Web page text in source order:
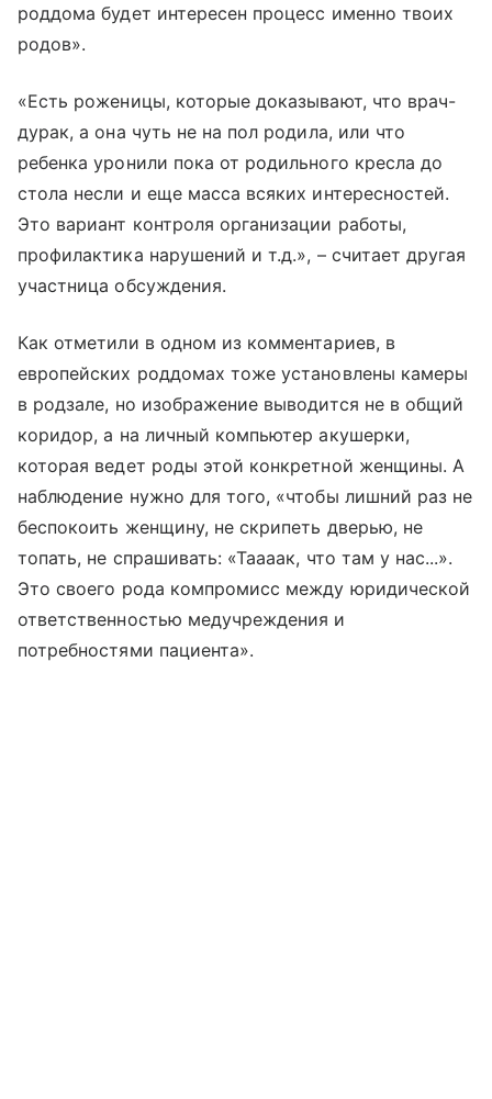
роддома будет интересен процесс именно твоих
родов».
«Есть роженицы, которые доказывают, что врач-
дурак, а она чуть не на пол родила, или что
ребенка уронили пока от родильного кресла до
стола несли и еще масса всяких интересностей.
Это вариант контроля организации работы,
профилактика нарушений и т.д.», – считает другая
участница обсуждения.
Как отметили в одном из комментариев, в
европейских роддомах тоже установлены камеры
в родзале, но изображение выводится не в общий
коридор, а на личный компьютер акушерки,
которая ведет роды этой конкретной женщины. А
наблюдение нужно для того, «чтобы лишний раз не
беспокоить женщину, не скрипеть дверью, не
топать, не спрашивать: «Таааак, что там у нас...».
Это своего рода компромисс между юридической
ответственностью медучреждения и
потребностями пациента».